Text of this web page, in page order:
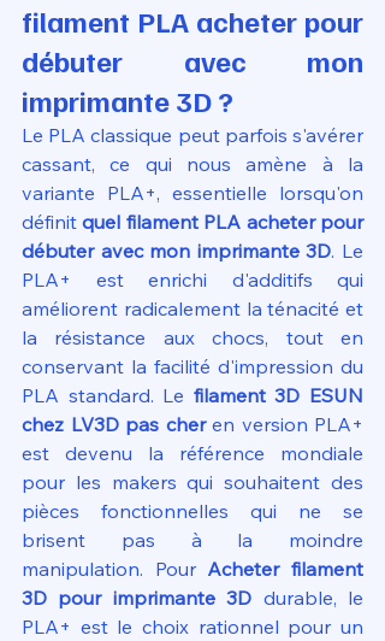
filament PLA acheter pour
débuter avec mon
imprimante 3D ?
Le PLA classique peut parfois s'avérer
cassant, ce qui nous amène à la
variante PLA+, essentielle lorsqu'on
définit quel filament PLA acheter pour
débuter avec mon imprimante 3D. Le
PLA+ est enrichi d'additifs qui
améliorent radicalement la ténacité et
la résistance aux chocs, tout en
conservant la facilité d'impression du
PLA standard. Le filament 3D ESUN
chez LV3D pas cher en version PLA+
est devenu la référence mondiale
pour les makers qui souhaitent des
pièces fonctionnelles qui ne se
brisent pas à la moindre
manipulation. Pour Acheter filament
3D pour imprimante 3D durable, le
PLA+ est le choix rationnel pour un